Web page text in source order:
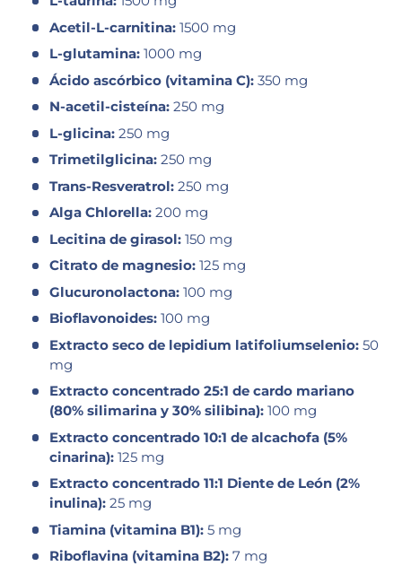
Acetil-L-carnitina:1500 mg
L-glutamina: 1000 mg
Ácido ascórbico (vitamina C):350 mg
N-acetil-cisteína:250 mg
L-glicina:250 mg
Trimetilglicina:250 mg
Trans-Resveratrol:250 mg
Alga Chlorella: 200 mg
Lecitina de girasol:150 mg
Citrato de magnesio: 125 mg
Glucuronolactona: 100 mg
Bioflavonoides:100 mg
Extracto seco de lepidium latifoliumselenio: 50
mg
Extracto concentrado 25:1 de cardo mariano
(80% silimarina y 30% silibina): 100 mg
Extracto concentrado 10:1 de alcachofa (5%
cinarina): 125 mg
Extracto concentrado 11:1 Diente de León (2%
inulina): 25 mg
Tiamina (vitamina B1): 5 mg
Riboflavina (vitamina B2): 7 mg